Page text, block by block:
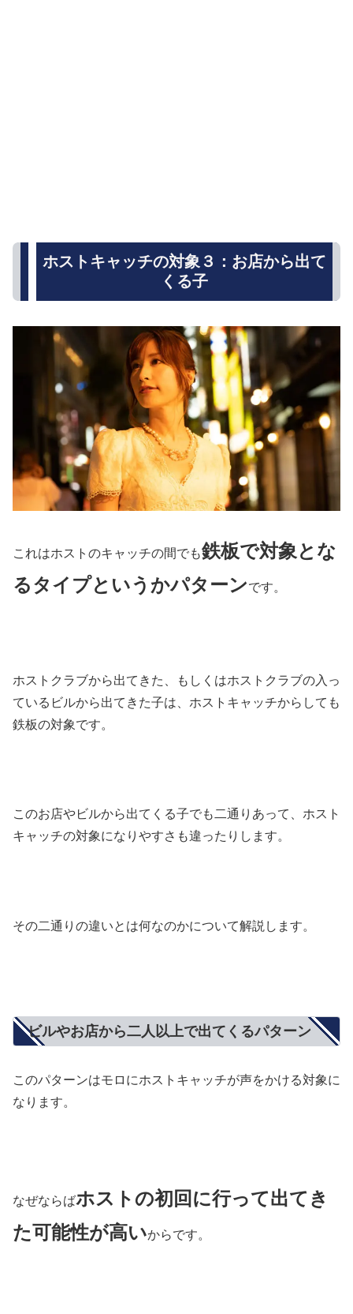
ホストキャッチの対象３：お店から出て
くる子
これはホストのキャッチの間でも鉄板で対象とな
るタイプというかパターンです。
ホストクラブから出てきた、もしくはホストクラブの入っ
ているビルから出てきた子は、ホストキャッチからしても
鉄板の対象です。
このお店やビルから出てくる子でも二通りあって、ホスト
キャッチの対象になりやすさも違ったりします。
その二通りの違いとは何なのかについて解説します。
ビルやお店から二人以上で出てくるパターン
このパターンはモロにホストキャッチが声をかける対象に
なります。
なぜならばホストの初回に行って出てき
た可能性が高いからです。